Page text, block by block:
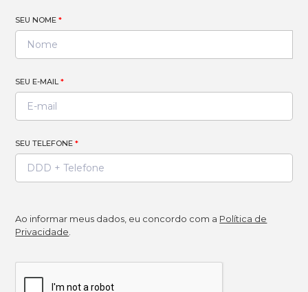
SEU NOME*
SEU E-MAIL*
SEU TELEFONE*
Ao informar meus dados, eu concordo com a Política de
Privacidade